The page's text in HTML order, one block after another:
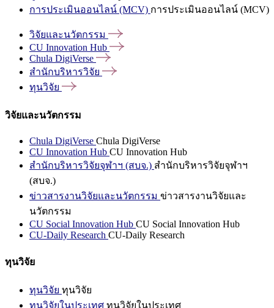
การประเมินออนไลน์ (MCV) การประเมินออนไลน์ (MCV)
วิจัยและนวัตกรรม
CU Innovation Hub
Chula DigiVerse
สำนักบริหารวิจัย
ทุนวิจัย
วิจัยและนวัตกรรม
Chula DigiVerse Chula DigiVerse
CU Innovation Hub CU Innovation Hub
สำนักบริหารวิจัยจุฬาฯ (สบจ.) สำนักบริหารวิจัยจุฬาฯ
(สบจ.)
ข่าวสารงานวิจัยและนวัตกรรม ข่าวสารงานวิจัยและ
นวัตกรรม
CU Social Innovation Hub CU Social Innovation Hub
CU-Daily Research CU-Daily Research
ทุนวิจัย
ทุนวิจัย ทุนวิจัย
ทุนวิจัยในประเทศ ทุนวิจัยในประเทศ